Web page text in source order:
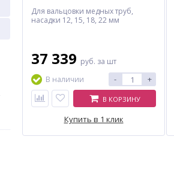
Для вальцовки медных труб,
насадки 12, 15, 18, 22 мм
37 339 руб. за шт
В наличии
- +
В КОРЗИНУ
Купить в 1 клик